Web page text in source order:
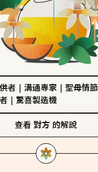
者 溝通專家 聖母情節
驚喜製造機
查看 對方 的解說